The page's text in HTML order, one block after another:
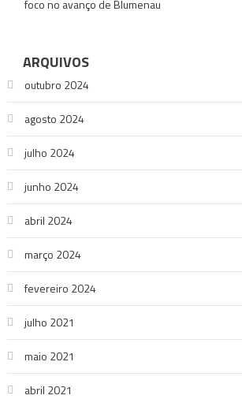
foco no avanço de Blumenau
ARQUIVOS
outubro 2024
agosto 2024
julho 2024
junho 2024
abril 2024
março 2024
fevereiro 2024
julho 2021
maio 2021
abril 2021